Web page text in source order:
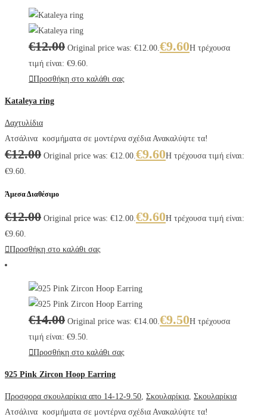
€12.00 Original price was: €12.00. €9.60Η τρέχουσα
τιμή είναι: €9.60.
Προσθήκη στο καλάθι σας
Kataleya ring
Δαχτυλίδια
Ατσάλινα κοσμήματα σε μοντέρνα σχέδια Ανακαλύψτε τα!
€12.00 Original price was: €12.00. €9.60Η τρέχουσα τιμή είναι:
€9.60.
Άμεσα Διαθέσιμο
€12.00 Original price was: €12.00. €9.60Η τρέχουσα τιμή είναι:
€9.60.
Προσθήκη στο καλάθι σας
€14.00 Original price was: €14.00. €9.50Η τρέχουσα
τιμή είναι: €9.50.
Προσθήκη στο καλάθι σας
925 Pink Zircon Hoop Earring
Προσφορα σκουλαρίκια απο 14-12-9.50 Σκουλαρίκια Σκουλαρίκια
Ατσάλινα κοσμήματα σε μοντέρνα σχέδια Ανακαλύψτε τα!